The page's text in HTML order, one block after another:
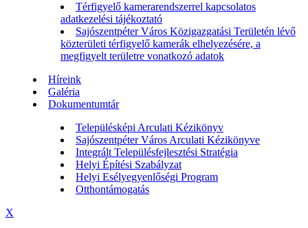
Térfigyelő kamerarendszerrel kapcsolatos
adatkezelési tájékoztató
Sajószentpéter Város Közigazgatási Területén lévő
közterületi térfigyelő kamerák elhelyezésére, a
megfigyelt területre vonatkozó adatok
Híreink
Galéria
Dokumentumtár
Településképi Arculati Kézikönyv
Sajószentpéter Város Arculati Kézikönyve
Integrált Településfejlesztési Stratégia
Helyi Építési Szabályzat
Helyi Esélyegyenlőségi Program
Otthontámogatás
X